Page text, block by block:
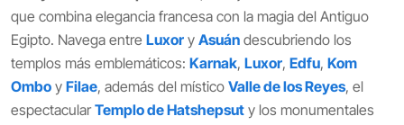
que combina elegancia francesa con la magia del Antiguo
Egipto. Navega entre Luxor y Asuán descubriendo los
templos más emblemáticos: Karnak, Luxor, Edfu, Kom
Ombo y Filae, además del místico Valle de los Reyes, el
espectacularTemplo de Hatshepsut y los monumentales